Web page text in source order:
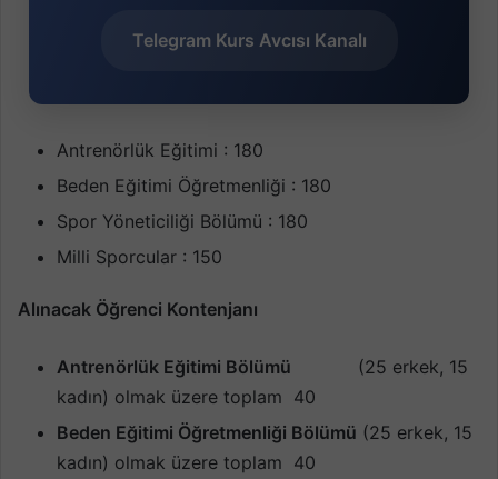
Telegram Kurs Avcısı Kanalı
Antrenörlük Eğitimi : 180
Beden Eğitimi Öğretmenliği : 180
Spor Yöneticiliği Bölümü : 180
Milli Sporcular : 150
Alınacak Öğrenci Kontenjanı
Antrenörlük Eğitimi Bölümü
(25 erkek, 15
kadın) olmak üzere toplam 40
Beden Eğitimi Öğretmenliği Bölümü (25 erkek, 15
kadın) olmak üzere toplam 40